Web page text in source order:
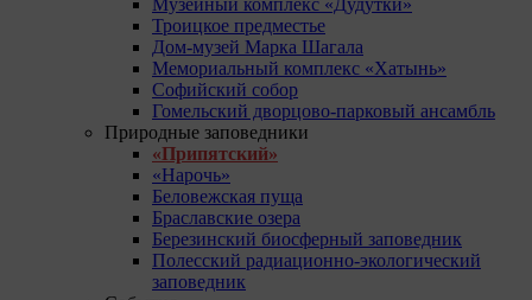
Музейный комплекс «Дудутки»
Троицкое предместье
Дом-музей Марка Шагала
Мемориальный комплекс «Хатынь»
Софийский собор
Гомельский дворцово-парковый ансамбль
Природные заповедники
«Припятский»
«Нарочь»
Беловежская пуща
Браславские озера
Березинский биосферный заповедник
Полесский радиационно-экологический
заповедник